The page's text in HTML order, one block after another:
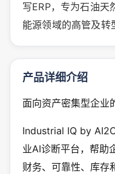
写ERP，专为石油天
能源领域的高管及转
产品详细介绍
面向资产密集型企业
Industrial IQ by
业AI诊断平台，帮助
财务、可靠性、库存